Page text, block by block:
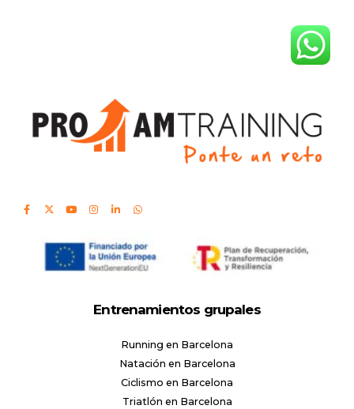
Entrenamientos grupales
Running en Barcelona
Natación en Barcelona
Ciclismo en Barcelona
Triatlón en Barcelona